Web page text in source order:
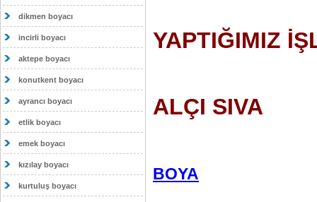
dikmen boyacı
incirli boyacı
aktepe boyacı
konutkent boyacı
ayrancı boyacı
etlik boyacı
emek boyacı
kızılay boyacı
kurtuluş boyacı
YAPTIĞIMIZ
ALÇI SIVA
BOYA